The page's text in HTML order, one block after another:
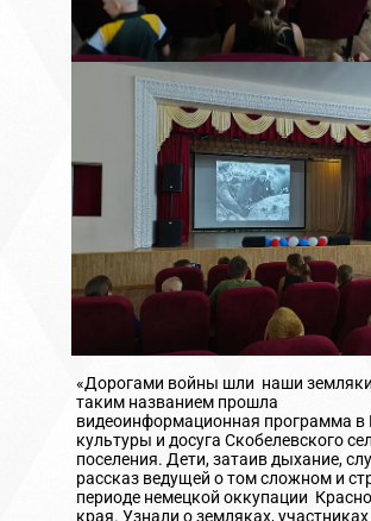
«Дорогами войны шли наши
таким названием прошла
видеоинформационная программа в
культуры и досуга Скобелевского
поселения. Дети, затаив дыхание,
рассказ ведущей о том сложном и
периоде немецкой оккупации
края. Узнали о земляках,